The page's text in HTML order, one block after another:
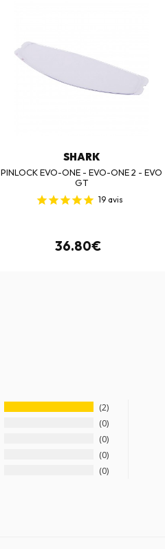
SHARK
PINLOCK EVO-ONE - EVO-ONE 2 - EVO
GT
19 avis
36.80€
2
0
0
0
0